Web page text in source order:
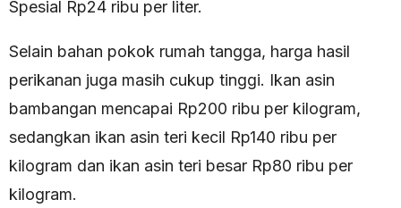
Spesial Rp24 ribu per liter.
Selain bahan pokok rumah tangga, harga hasil
perikanan juga masih cukup tinggi. Ikan asin
bambangan mencapai Rp200 ribu per kilogram,
sedangkan ikan asin teri kecil Rp140 ribu per
kilogram dan ikan asin teri besar Rp80 ribu per
kilogram.